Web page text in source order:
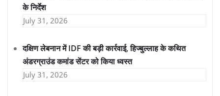
के निर्देश
July 31, 2026
दक्षिण लेबनान में IDF की बड़ी कार्रवाई, हिज्बुल्लाह के कथित
अंडरग्राउंड कमांड सेंटर को किया ध्वस्त
July 31, 2026